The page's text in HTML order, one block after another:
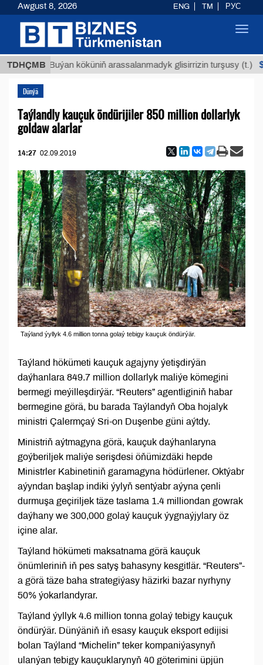
TDHÇMB
Buýan köküniň arassalanmadyk glisirrizin turşusy (t.)
Dünýä
Taýlandly kauçuk öndürijiler 850 million dollarlyk
goldaw alarlar
14:27 02.09.2019
Taýland ýyllyk 4.6 million tonna golaý tebigy kauçuk öndürýär.
Taýland hökümeti kauçuk agajyny ýetişdirýän
daýhanlara 849.7 million dollarlyk maliýe kömegini
bermegi meýilleşdirýär. “Reuters” agentliginiň habar
bermegine görä, bu barada Taýlandyň Oba hojalyk
ministri Çalermçaý Sri-on Duşenbe güni aýtdy.
Ministriň aýtmagyna görä, kauçuk daýhanlaryna
goýberiljek maliýe serişdesi öňümizdäki hepde
Ministrler Kabinetiniň garamagyna hödürlener. Oktýabr
aýyndan başlap indiki ýylyň sentýabr aýyna çenli
durmuşa geçiriljek täze taslama 1.4 milliondan gowrak
daýhany we 300,000 golaý kauçuk ýygnaýjylary öz
içine alar.
Taýland hökümeti maksatnama görä kauçuk
önümleriniň iň pes satyş bahasyny kesgitlär. “Reuters”-
a görä täze baha strategiýasy häzirki bazar nyrhyny
50% ýokarlandyrar.
Taýland ýyllyk 4.6 million tonna golaý tebigy kauçuk
öndürýär. Dünýäniň iň esasy kauçuk eksport edijisi
bolan Taýland “Michelin” teker kompaniýasynyň
ulanýan tebigy kauçuklarynyň 40 göterimini üpjün
Awgust 8, 2026 ENG TM РУС